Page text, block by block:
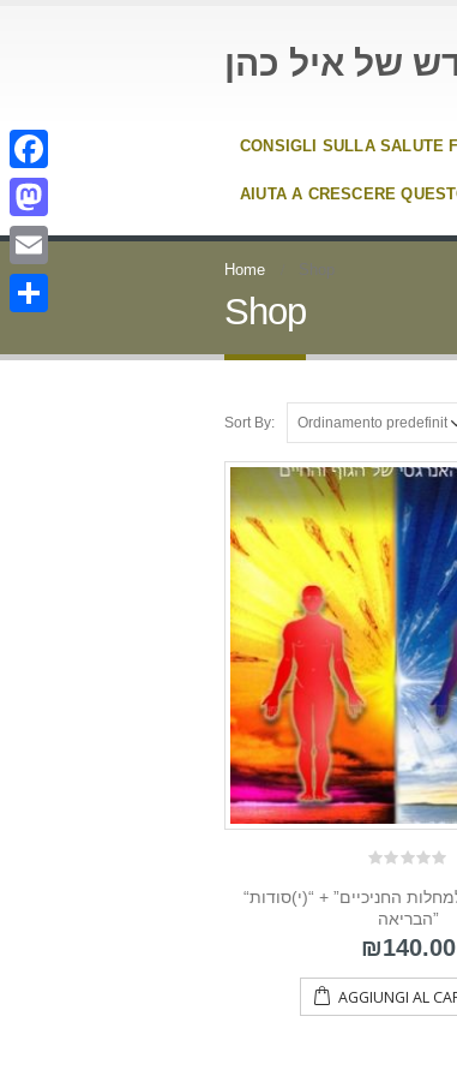
של איל כהן
CONSIGLI SULLA SALUTE
AIUTA A CRESCERE
Home Shop
Shop
Sort By:
out
of
“הריפוי המוחלט למחלות החניכיים” + “(י)סודות
הבריאה”
₪140.00
AGGIUNGI AL
Facebook
Mastodon
Email